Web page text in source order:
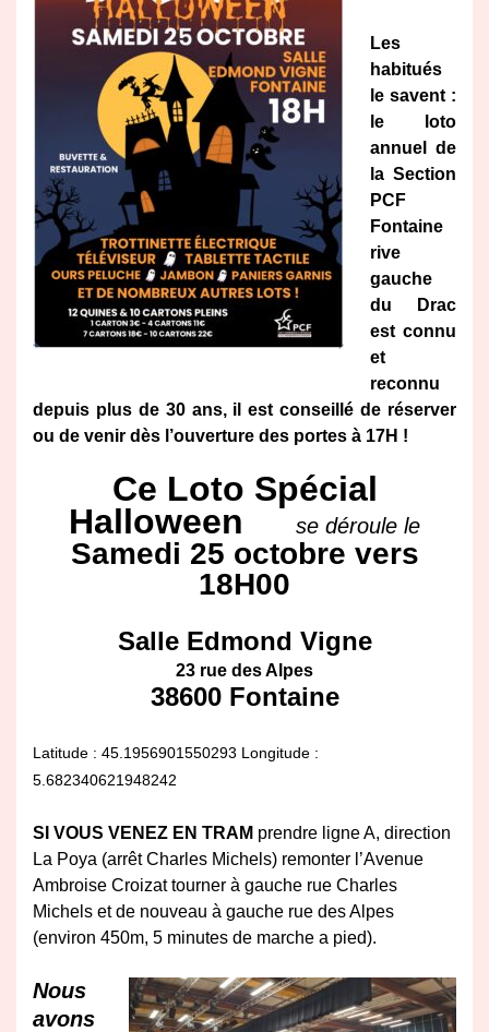
Les
habitués
le savent :
le loto
annuel de
la Section
PCF
Fontaine
rive
gauche
du Drac
est connu
et
reconnu
depuis plus de 30 ans, il est conseillé de réserver
ou de venir dès l’ouverture des portes à 17H !
Ce Loto Spécial
Halloween
se déroule le
Samedi 25 octobre vers
18H00
Salle Edmond Vigne
23 rue des Alpes
38600 Fontaine
Latitude : 45.1956901550293 Longitude :
5.682340621948242
SI VOUS VENEZ EN TRAM prendre ligne A, direction
La Poya (arrêt Charles Michels) remonter l’Avenue
Ambroise Croizat tourner à gauche rue Charles
Michels et de nouveau à gauche rue des Alpes
(environ 450m, 5 minutes de marche a pied).
Nous
avons